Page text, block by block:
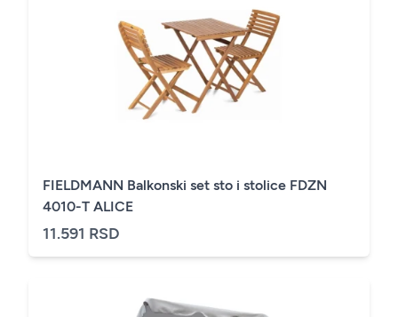
FIELDMANN Balkonski set sto i stolice FDZN
4010-T ALICE
11.591 RSD